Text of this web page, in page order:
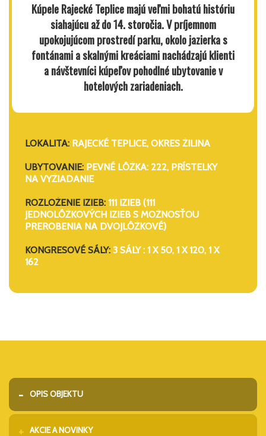
Kúpele Rajecké Teplicemajú veľmi bohatú históriu
siahajúcu až do 14. storočia. V príjemnom
upokojujúcom prostredí parku, okolo jazierka s
fontánami a skalnými kreáciami nachádzajú klienti
a návštevníci kúpeľov pohodlné ubytovanie v
hotelových zariadeniach.
LOKALITA: RAJECKÉ TEPLICE, OKRES ŽILINA
UBYTOVANIE: PEVNÉ LÔŽKA: 222, PRÍSTELKY
NA VYŽIADANIE
ROZLOŽENIE IZIEB: 111 IZIEB (111
JEDNOLÔŽKOVÝCH IZIEB S MOŽNOSŤOU
PREROBENIA NA DVOJLÔŽKOVÉ)
KONGRESOVÉ SÁLY: 3 SÁLY : 1 X 50, 1 X 120, 1 X
162
OPIS OBJEKTU
AKCIE A NOVINKY